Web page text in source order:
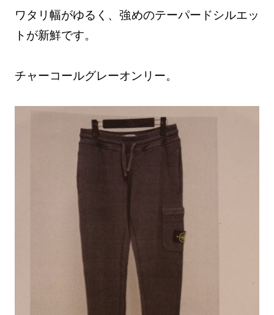
ワタリ幅がゆるく、強めのテーパードシルエッ
トが新鮮です。
チャーコールグレーオンリー。